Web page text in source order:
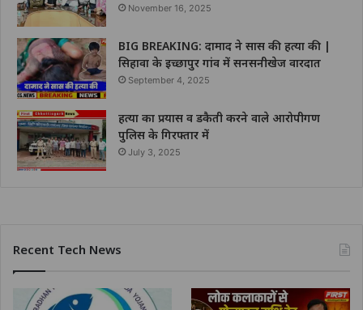
November 16, 2025
BIG BREAKING: दामाद ने सास की हत्या की |
सिहावा के इच्छापुर गांव में सनसनीखेज वारदात
September 4, 2025
हत्या का प्रयास व डकैती करने वाले आरोपीगण
पुलिस के गिरफ्तार में
July 3, 2025
Recent Tech News